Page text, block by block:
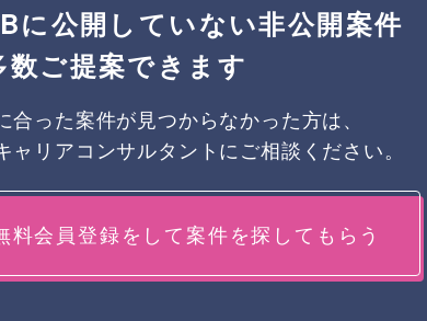
に公開していない非公開案件
数ご提案できます
合った案件が見つからなかった方は、
ャリアコンサルタントにご相談ください。
料会員登録をして案件を探してもらう